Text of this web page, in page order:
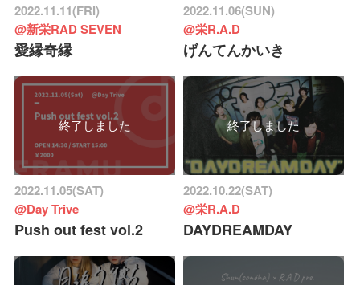
2022.11.11(FRI)
@新栄RAD SEVEN
愛縁奇縁
2022.11.06(SUN)
@栄R.A.D
げんてんかいき
終了しました
2022.11.05(SAT)
@Day Trive
Push out fest vol.2
終了しました
2022.10.22(SAT)
@栄R.A.D
DAYDREAMDAY